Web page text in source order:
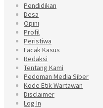
Pendidikan
Desa
Opini
Profil
Peristiwa
Lacak Kasus
Redaksi
Tentang Kami
Pedoman Media Siber
Kode Etik Wartawan
Disclaimer
Log In